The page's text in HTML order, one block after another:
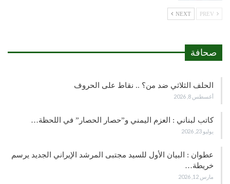
NEXT
صحافة
الحلف الثلاثي ضد من؟ .. نقاط على الحروف
أغسطس 8, 2026
كاتب لبناني : العزم اليمني و”حصار الحصار” في اللحظة…
يوليو 23, 2026
عطوان : البيان الأول للسيد مجتبى المرشد الإيراني الجديد يرسم
خريطة…
مارس 12, 2026